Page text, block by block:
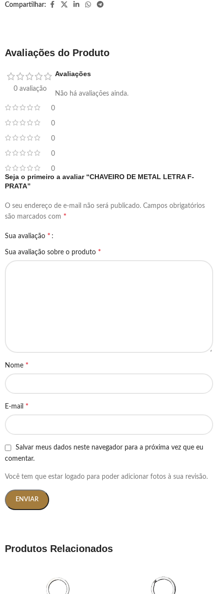
Compartilhar:
Avaliações do Produto
0 avaliação
0
0
0
0
0
Avaliações
Não há avaliações ainda.
Seja o primeiro a avaliar “CHAVEIRO DE METAL LETRA F-
PRATA”
O seu endereço de e-mail não será publicado. Campos obrigatórios
são marcados com *
Sua avaliação *
Sua avaliação sobre o produto *
Nome *
E-mail *
Salvar meus dados neste navegador para a próxima vez que eu
comentar.
Você tem que estar logado para poder adicionar fotos à sua revisão.
Produtos Relacionados